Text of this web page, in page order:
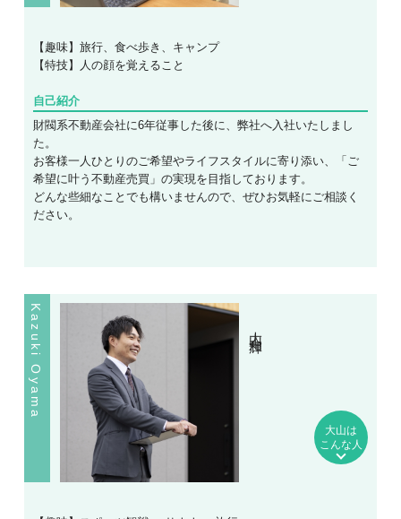
【趣味】旅行、食べ歩き、キャンプ
【特技】人の顔を覚えること
自己紹介
財閥系不動産会社に6年従事した後に、弊社へ入社いたしまし
た。
お客様一人ひとりのご希望やライフスタイルに寄り添い、「ご
希望に叶う不動産売買」の実現を目指しております。
どんな些細なことでも構いませんので、ぜひお気軽にご相談く
ださい。
Kazuki Oyama
大山は
こんな人